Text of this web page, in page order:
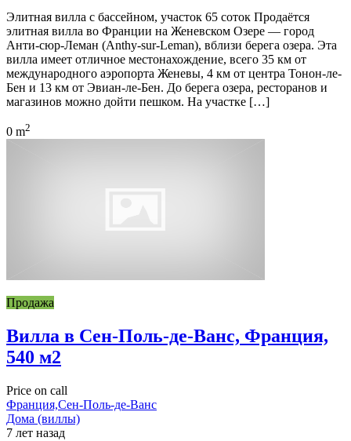
Элитная вилла с бассейном, участок 65 соток Продаётся
элитная вилла во Франции на Женевском Озере — город
Анти-сюр-Леман (Anthy-sur-Leman), вблизи берега озера. Эта
вилла имеет отличное местонахождение, всего 35 км от
международного аэропорта Женевы, 4 км от центра Тонон-ле-
Бен и 13 км от Эвиан-ле-Бен. До берега озера, ресторанов и
магазинов можно дойти пешком. На участке […]
0 m2
Продажа
Вилла в Сен-Поль-де-Ванс, Франция,
540 м2
Price on call
Франция,Сен-Поль-де-Ванс
Дома (виллы)
7 лет назад